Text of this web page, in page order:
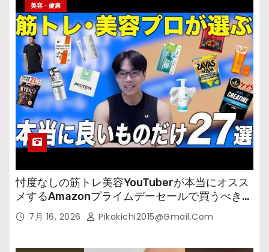
美容・健康
忖度なしの筋トレ美容YouTuberが本当にオスス
メするAmazonプライムデーセールで買うべきも
の 7月 16, 2026 Pikakichi2015@gmail.com